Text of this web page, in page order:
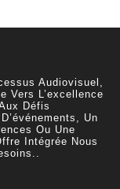
Audiovisuel,
Vers L’excellence
Défis
Un
Ou Une
Intégrée Nous